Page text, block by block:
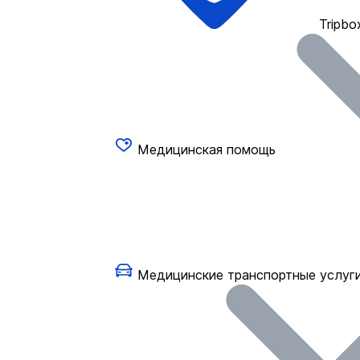
Медицинская помощь
Медицинские транспортные